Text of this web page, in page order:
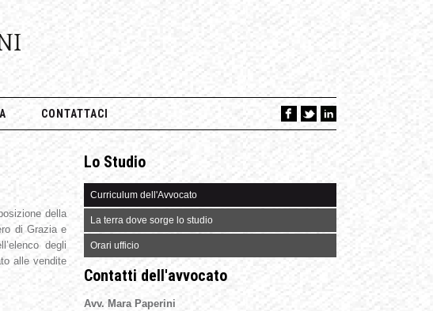
CONTATTACI
della
di Grazia e
degli
alle vendite
Lo Studio
Curriculum dell'Avvocato
La terra dove sorge lo studio
Orari ufficio
Contatti dell'avvocato
Avv. Mara Paperini